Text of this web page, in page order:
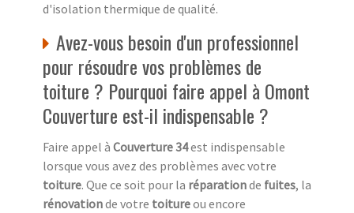
d'isolation thermique de qualité.
Avez-vous besoin d'un professionnel
pour résoudre vos problèmes de
toiture ? Pourquoi faire appel à Omont
Couverture est-il indispensable ?
Faire appel à Couverture 34est indispensable
lorsque vous avez des problèmes avec votre
toiture. Que ce soit pour la réparationde fuites, la
rénovationde votre toitureou encore